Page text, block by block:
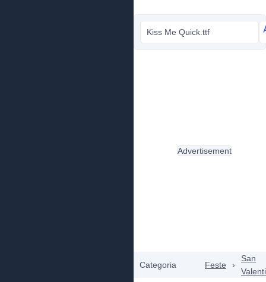
Kiss Me Quick.ttf
Categoria Feste ›
San
Advertisement